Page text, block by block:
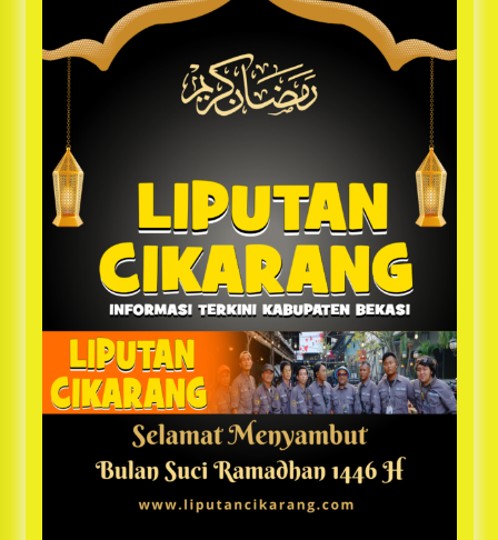
Kodim 0509 Kabupaten Bekasi Terima 20
Perahu Bantuan Dari Panglima TNI
1 tahun ago
Jelang Ramadhan, Kecamatan Cikarang Pusat